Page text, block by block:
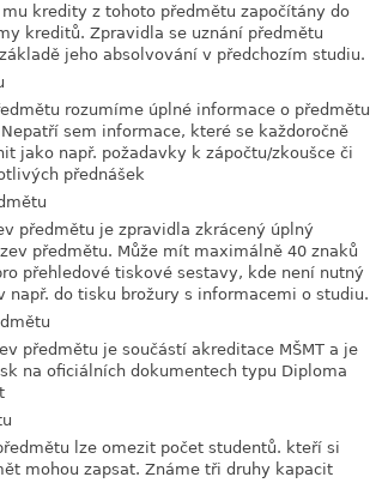
kredity z tohoto předmětu započítány do
kreditů. Zpravidla se uznání předmětu
jeho absolvování v předchozím studiu.
rozumíme úplné informace o předmětu
sem informace, které se každoročně
jako např. požadavky k zápočtu/zkoušce či
přednášek
předmětu je zpravidla zkrácený úplný
předmětu. Může mít maximálně 40 znaků
přehledové tiskové sestavy, kde není nutný
např. do tisku brožury s informacemi o studiu.
předmětu je součástí akreditace MŠMT a je
na oficiálních dokumentech typu Diploma
lze omezit počet studentů. kteří si
mohou zapsat. Známe tři druhy kapacit